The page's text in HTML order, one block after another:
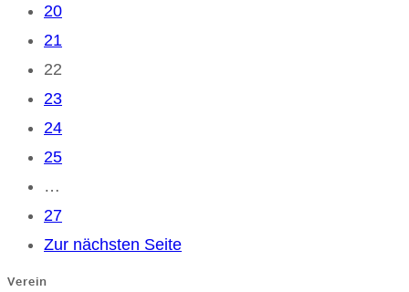
20
21
22
23
24
25
…
27
Zur nächsten Seite
Verein